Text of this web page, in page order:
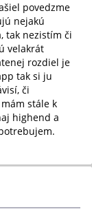
povedzme
nejakú
tak nezistím či
velakrát
rozdiel je
tak si ju
či
stále k
highend a